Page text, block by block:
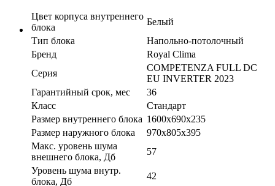
Цвет корпуса внутреннего
блока
Белый
Тип блока
Напольно-потолочный
Бренд
Royal Clima
Серия
COMPETENZA FULL DC
EU INVERTER 2023
Гарантийный срок, мес
36
Класс
Стандарт
Размер внутреннего блока 1600х690х235
Размер наружного блока
970х805х395
Макс. уровень шума
внешнего блока, Дб
57
Уровень шума внутр.
блока, Дб
42